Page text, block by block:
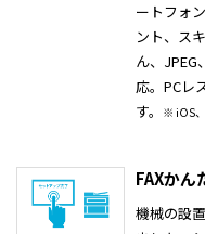
ートフォ
ント、ス
ん、JPEG
応。PCレ
す。
※ iOS
FAXかん
機械の設